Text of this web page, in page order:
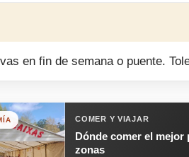
en fin de semana o puente.
COMER Y VIAJAR
Dónde comer el
zonas